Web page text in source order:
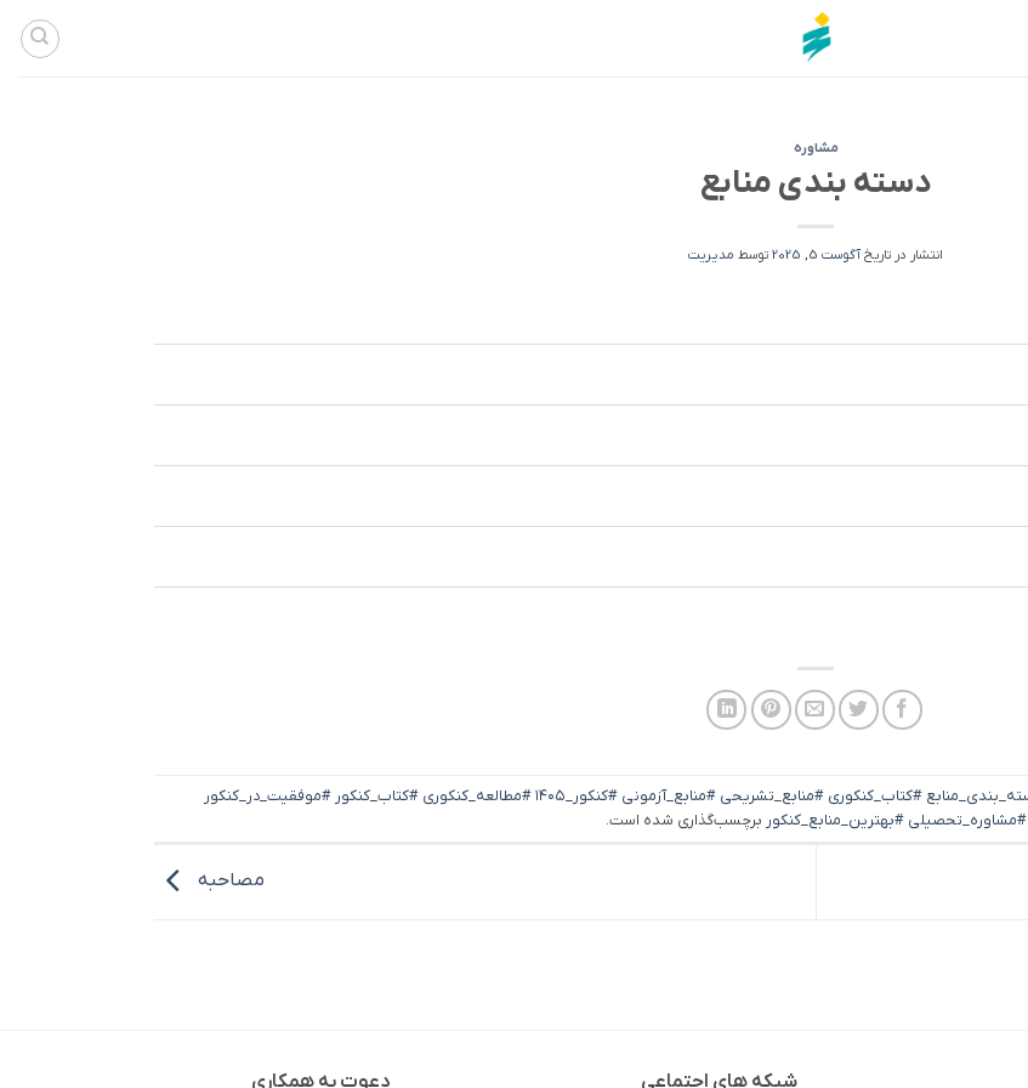
مشاوره
دسته بندی منابع
انتشار در تاریخ آگوست 5, 2025 توسط مدیریت
#منابع_کنکور #دسته_بندی_منابع #کتاب_کنکوری #منابع_تشریحی #منابع_آزمونی #کنکور_۱۴۰۵ #مطالعه_کنکوری #کتاب_کنکور #موفقیت_در_کنکور
#مشاوره_تحصیلی #بهترین_منابع_کنکور برچسب‌گذاری شده است.
مصاحبه
شبکه های اجتماعی دعوت به همکاری